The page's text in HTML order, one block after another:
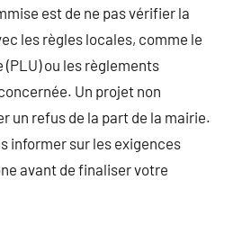
est de ne pas vérifier la
les règles locales, comme le
(PLU) ou les règlements
Un projet non
un refus de la part de la mairie.
informer sur les exigences
avant de finaliser votre